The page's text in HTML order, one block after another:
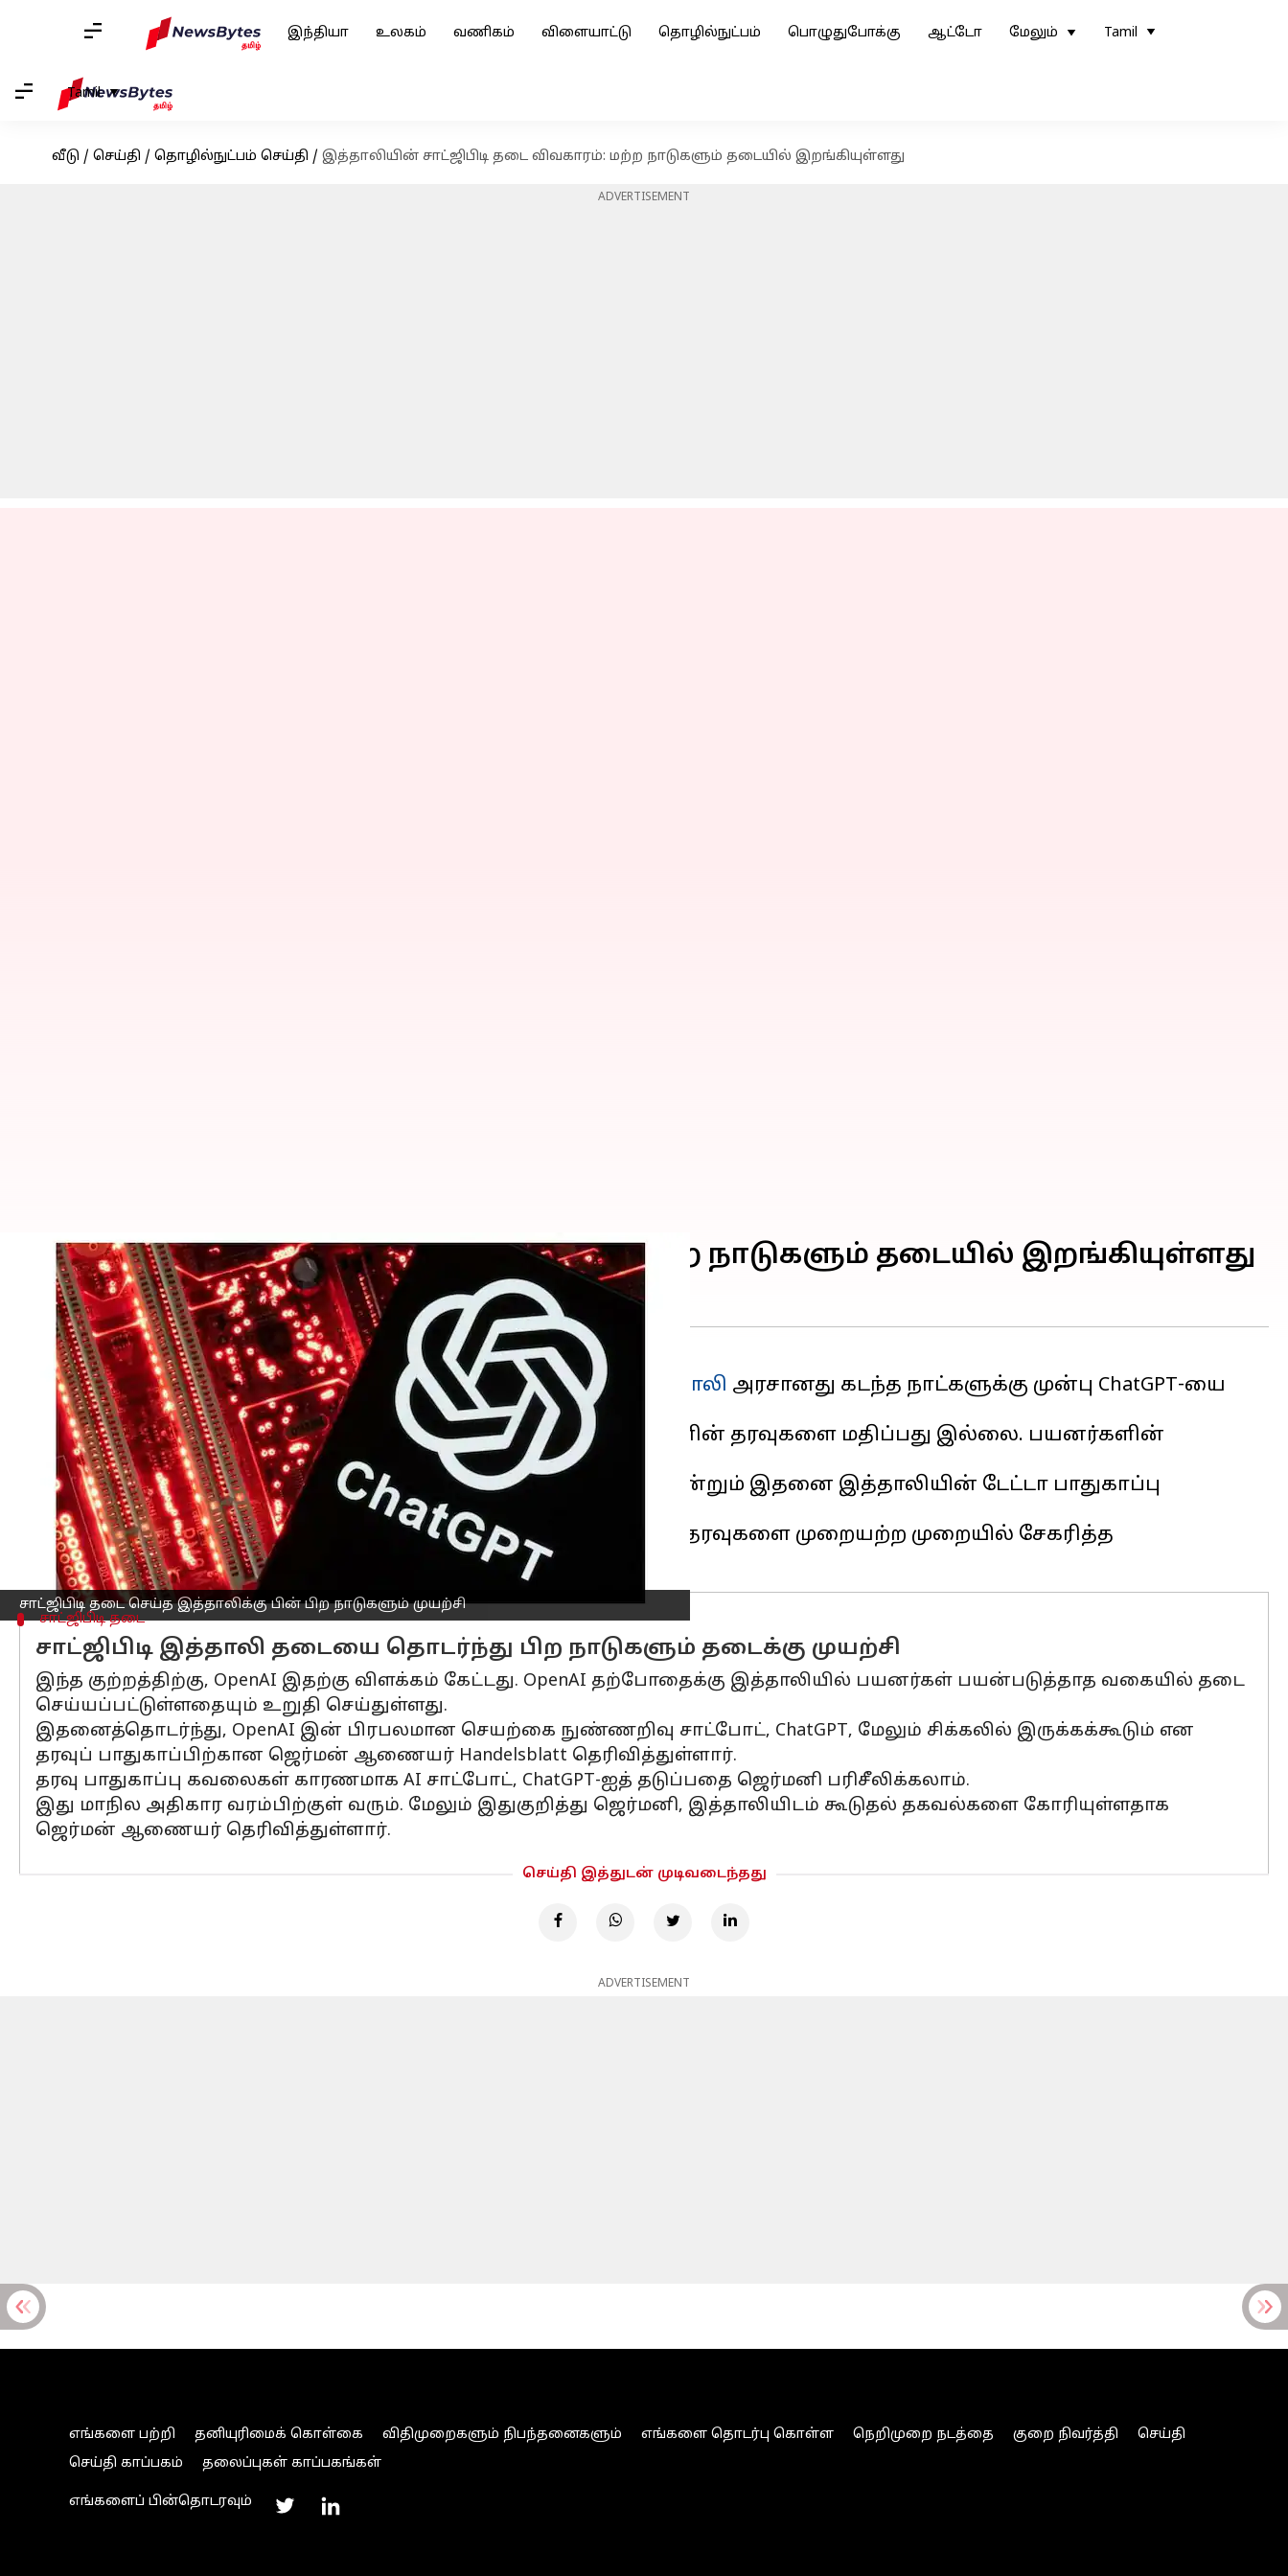
இந்தியா உலகம் வணிகம் விளையாட்டு தொழில்நுட்பம் பொழுதுபோக்கு ஆட்டோ மேலும் Tamil
Tamil
வீடு / செய்தி / தொழில்நுட்பம் செய்தி / இத்தாலியின் சாட்ஜிபிடி தடை விவகாரம்: மற்ற நாடுகளும் தடையில் இறங்கியுள்ளது
ADVERTISEMENT
சாட்ஜிபிடி தடை செய்த இத்தாலிக்கு பின் பிற நாடுகளும் முயற்சி
இத்தாலியின் சாட்ஜிபிடி தடை விவகாரம்: மற்ற நாடுகளும் தடையில் இறங்கியுள்ளது
எழுதியவர் Siranjeevi Apr 04, 2023 12:31 pm
செய்தி முன்னோட்டம்
சாட்ஜிபிடி மிகப்பெரிய அளவில் வளர்ச்சியடைந்த நிலையில், இத்தாலி அரசானது கடந்த நாட்களுக்கு முன்பு ChatGPT-யை
தடை செய்து இருந்தது.
இதுபற்றி அந்நாட்டு அரசு அதிகாரிகள் தெரிவிக்கையில் பயனர்களின் தரவுகளை மதிப்பது இல்லை. பயனர்களின்
வயதையும் சரிபார்ப்பது கிடையாது என தெரிவித்து இருந்தது.
இதனிடையே, தடைசெய்யப்பட்ட சாட்ஜிபிடி தற்காலிக தடைதான் என்றும் இதனை இத்தாலியின் டேட்டா பாதுகாப்பு
ஆணையம் அமலுக்கு கொண்டு வந்துள்ளதாகவும் கூறப்படுகிறது.
மேலும், OpenAI மீது இத்தாலி அரசு பயனர்களிடமிருந்து தனிப்பட்ட தரவுகளை முறையற்ற முறையில் சேகரித்த
சாட்ஜிபிடி தடை
சாட்ஜிபிடி இத்தாலி தடையை தொடர்ந்து பிற நாடுகளும் தடைக்கு முயற்சி
இந்த குற்றத்திற்கு, OpenAI இதற்கு விளக்கம் கேட்டது. OpenAI தற்போதைக்கு இத்தாலியில் பயனர்கள் பயன்படுத்தாத வகையில் தடை
செய்யப்பட்டுள்ளதையும் உறுதி செய்துள்ளது.
இதனைத்தொடர்ந்து, OpenAI இன் பிரபலமான செயற்கை நுண்ணறிவு சாட்போட், ChatGPT, மேலும் சிக்கலில் இருக்கக்கூடும் என
தரவுப் பாதுகாப்பிற்கான ஜெர்மன் ஆணையர் Handelsblatt தெரிவித்துள்ளார்.
தரவு பாதுகாப்பு கவலைகள் காரணமாக AI சாட்போட், ChatGPT-ஐத் தடுப்பதை ஜெர்மனி பரிசீலிக்கலாம்.
இது மாநில அதிகார வரம்பிற்குள் வரும். மேலும் இதுகுறித்து ஜெர்மனி, இத்தாலியிடம் கூடுதல் தகவல்களை கோரியுள்ளதாக
ஜெர்மன் ஆணையர் தெரிவித்துள்ளார்.
செய்தி இத்துடன் முடிவடைந்தது
ADVERTISEMENT
எங்களை பற்றி தனியுரிமைக் கொள்கை விதிமுறைகளும் நிபந்தனைகளும் எங்களை தொடர்பு கொள்ள நெறிமுறை நடத்தை குறை நிவர்த்தி
செய்தி
செய்தி காப்பகம்
தலைப்புகள் காப்பகங்கள்
எங்களைப் பின்தொடரவும்